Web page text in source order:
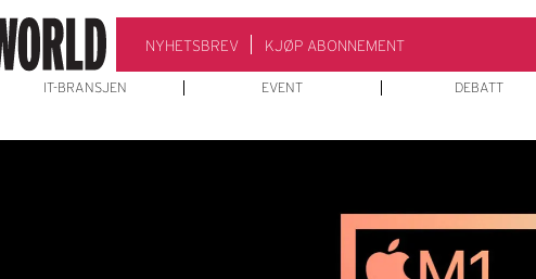
NYHETSBREV KJØP ABONNEMENT
IT-BRANSJEN EVENT DEBATT